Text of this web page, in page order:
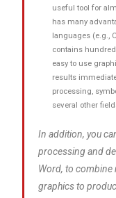
useful tool for
has many
languages (e.g.,
contains
easy to use
results
processing,
several other
In addition, you
processing and
Word, to combine
graphics to